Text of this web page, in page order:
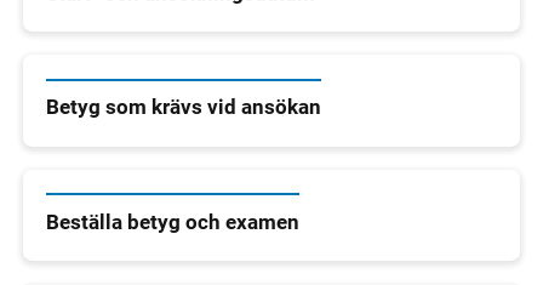
Betyg som krävs vid ansökan
Beställa betyg och examen